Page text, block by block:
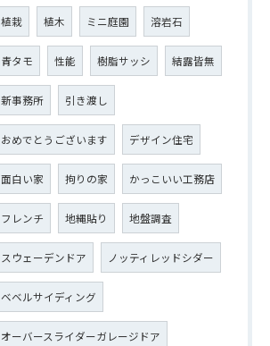
植栽 植木 ミニ庭園 溶岩石
青タモ 性能 樹脂サッシ 結露皆無
新事務所 引き渡し
おめでとうございます デザイン住宅
面白い家 拘りの家 かっこいい工務店
フレンチ 地縄貼り 地盤調査
スウェーデンドア ノッティレッドシダー
ベベルサイディング
オーバースライダーガレージドア